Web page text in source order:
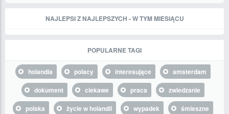
NAJLEPSI Z NAJLEPSZYCH - W TYM MIESIĄCU
POPULARNE TAGI
holandia polacy interesujące
amsterdam
dokument
ciekawe praca
zwiedzanie
polska
życie w holandii wypadek
śmieszne